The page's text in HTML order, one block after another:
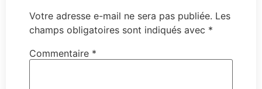
Votre adresse e-mail ne sera pas publiée. Les
champs obligatoires sont indiqués avec *
Commentaire *